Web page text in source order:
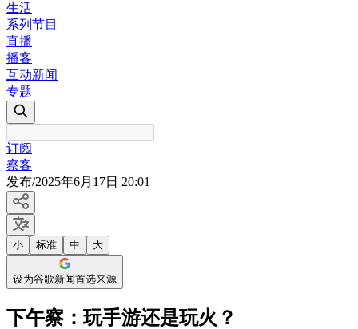
生活
系列节目
直播
播客
互动新闻
专题
订阅
察客
发布/2025年6月17日 20:01
小 标准 中 大
设为谷歌新闻首选来源
下午察：玩手游还是玩火？